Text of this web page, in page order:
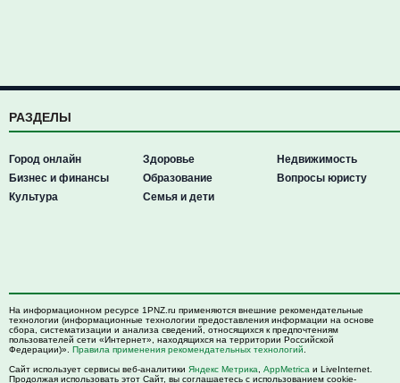
РАЗДЕЛЫ
Город онлайн
Бизнес и финансы
Культура
Здоровье
Образование
Семья и дети
Недвижимость
Вопросы юристу
На информационном ресурсе 1PNZ.ru применяются внешние рекомендательные
технологии (информационные технологии предоставления информации на основе
сбора, систематизации и анализа сведений, относящихся к предпочтениям
пользователей сети «Интернет», находящихся на территории Российской
Федерации)». Правила применения рекомендательных технологий
Сайт использует сервисы веб-аналитики Яндекс Метрика AppMetrica и LiveInternet.
Продолжая использовать этот Сайт, вы соглашаетесь с использованием cookie-